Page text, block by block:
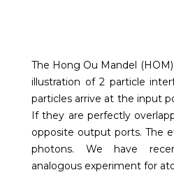
The Hong Ou Mandel
illustration of 2 particle
particles arrive at the input
If they are perfectly
opposite output ports. The
photons. We have
analogous experiment for